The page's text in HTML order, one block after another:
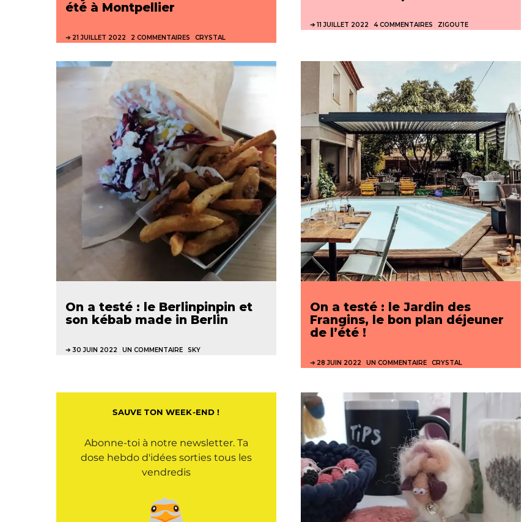
été à Montpellier
21 JUILLET 2022 2 COMMENTAIRES CRYSTAL
11 JUILLET 2022 4 COMMENTAIRES ZIGOUTE
On a testé : le Berlinpinpin et
son kébab made in Berlin
30 JUIN 2022 UN COMMENTAIRE SKY
On a testé : le Jardin des
Frangins, le bon plan déjeuner
de l’été !
28 JUIN 2022 UN COMMENTAIRE CRYSTAL
SAUVE TON WEEK-END !
Abonne-toi à notre newsletter. Ta
dose hebdo d'idées sorties tous les
vendredis